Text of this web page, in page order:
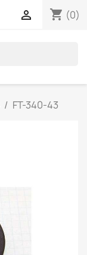
shopping_cart (0)

FT-340-43